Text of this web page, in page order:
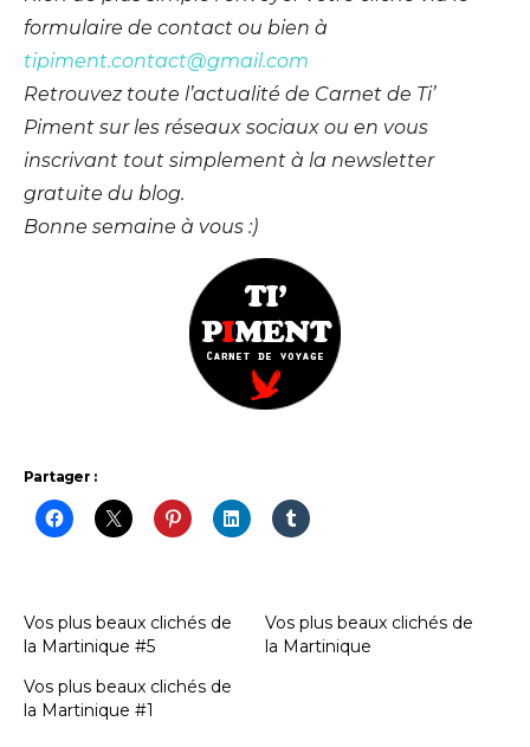
formulaire de contact ou bien à
tipiment.contact@gmail.com
Retrouvez toute l’actualité de Carnet de Ti’
Piment sur les réseaux sociaux ou en vous
inscrivant tout simplement à la newsletter
gratuite du blog.
Bonne semaine à vous :)
Partager :
Vos plus beaux clichés de
la Martinique #5
Vos plus beaux clichés de
la Martinique
Vos plus beaux clichés de
la Martinique #1